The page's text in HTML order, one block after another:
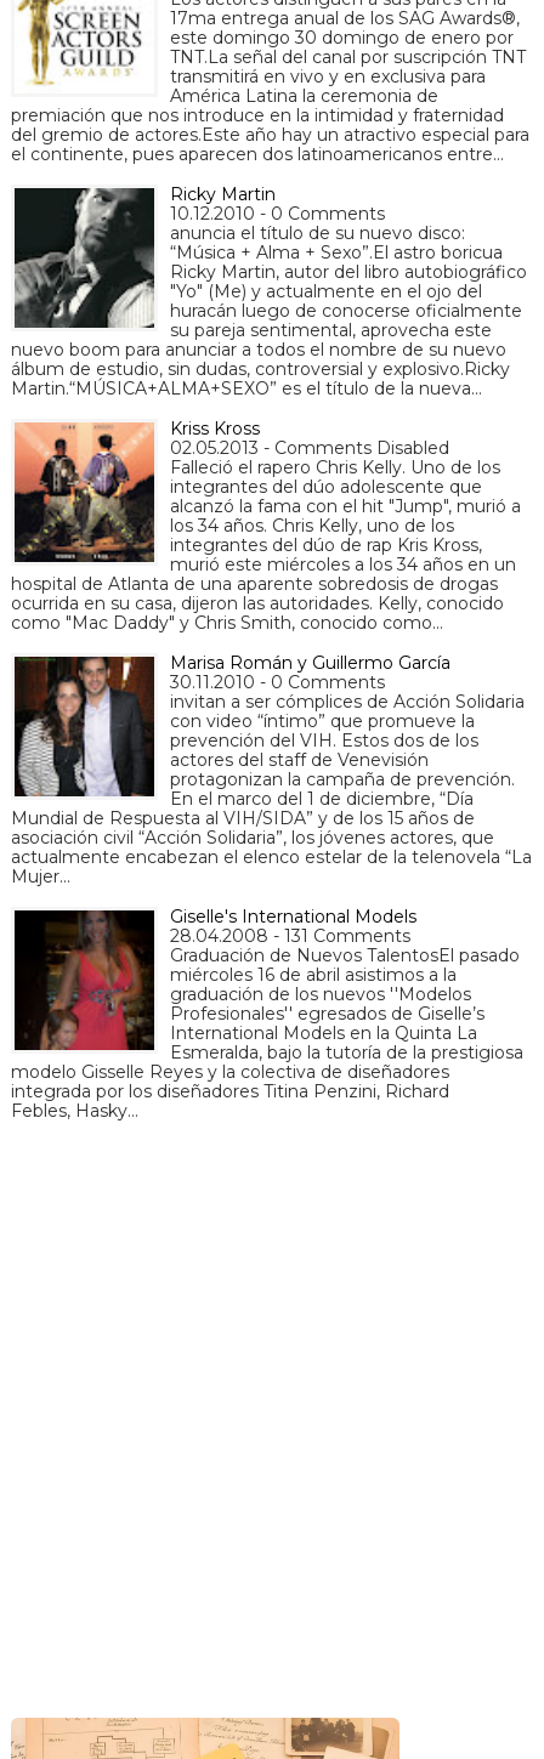
17ma entrega anual de los SAG Awards®,
este domingo 30 domingo de enero por
TNT.La señal del canal por suscripción TNT
transmitirá en vivo y en exclusiva para
América Latina la ceremonia de
premiación que nos introduce en la intimidad y fraternidad
del gremio de actores.Este año hay un atractivo especial para
el continente, pues aparecen dos latinoamericanos entre…
Ricky Martin
10.12.2010 - 0 Comments
anuncia el título de su nuevo disco:
“Música + Alma + Sexo”.El astro boricua
Ricky Martin, autor del libro autobiográfico
"Yo" (Me) y actualmente en el ojo del
huracán luego de conocerse oficialmente
su pareja sentimental, aprovecha este
nuevo boom para anunciar a todos el nombre de su nuevo
álbum de estudio, sin dudas, controversial y explosivo.Ricky
Martin.“MÚSICA+ALMA+SEXO” es el título de la nueva…
Kriss Kross
02.05.2013 - Comments Disabled
Falleció el rapero Chris Kelly. Uno de los
integrantes del dúo adolescente que
alcanzó la fama con el hit "Jump", murió a
los 34 años. Chris Kelly, uno de los
integrantes del dúo de rap Kris Kross,
murió este miércoles a los 34 años en un
hospital de Atlanta de una aparente sobredosis de drogas
ocurrida en su casa, dijeron las autoridades. Kelly, conocido
como "Mac Daddy" y Chris Smith, conocido como…
Marisa Román y Guillermo García
30.11.2010 - 0 Comments
invitan a ser cómplices de Acción Solidaria
con video “íntimo” que promueve la
prevención del VIH. Estos dos de los
actores del staff de Venevisión
protagonizan la campaña de prevención.
En el marco del 1 de diciembre, “Día
Mundial de Respuesta al VIH/SIDA” y de los 15 años de
asociación civil “Acción Solidaria”, los jóvenes actores, que
actualmente encabezan el elenco estelar de la telenovela “La
Mujer…
Giselle's International Models
28.04.2008 - 131 Comments
Graduación de Nuevos TalentosEl pasado
miércoles 16 de abril asistimos a la
graduación de los nuevos ''Modelos
Profesionales'' egresados de Giselle’s
International Models en la Quinta La
Esmeralda, bajo la tutoría de la prestigiosa
modelo Gisselle Reyes y la colectiva de diseñadores
integrada por los diseñadores Titina Penzini, Richard
Febles, Hasky…